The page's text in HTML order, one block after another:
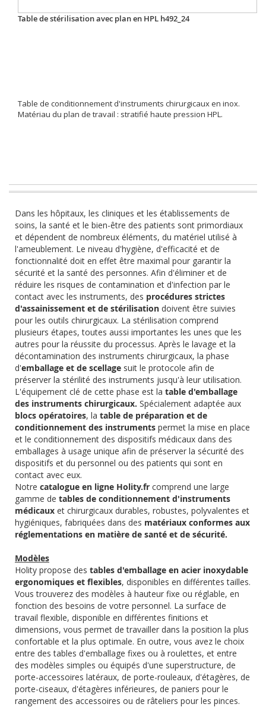
Table de stérilisation avec plan en HPL h492_24
Table de conditionnement d'instruments chirurgicaux en inox.
Matériau du plan de travail : stratifié haute pression HPL.
Dans les hôpitaux, les cliniques et les établissements de
soins, la santé et le bien-être des patients sont primordiaux
et dépendent de nombreux éléments, du matériel utilisé à
l'ameublement. Le niveau d'hygiène, d'efficacité et de
fonctionnalité doit en effet être maximal pour garantir la
sécurité et la santé des personnes. Afin d'éliminer et de
réduire les risques de contamination et d'infection par le
contact avec les instruments, des procédures strictes
d'assainissement et de stérilisation doivent être suivies
pour les outils chirurgicaux. La stérilisation comprend
plusieurs étapes, toutes aussi importantes les unes que les
autres pour la réussite du processus. Après le lavage et la
décontamination des instruments chirurgicaux, la phase
d'emballage et de scellage suit le protocole afin de
préserver la stérilité des instruments jusqu'à leur utilisation.
L'équipement clé de cette phase est la table d'emballage
des instruments chirurgicaux. Spécialement adaptée aux
blocs opératoires, la table de préparation et de
conditionnement des instruments permet la mise en place
et le conditionnement des dispositifs médicaux dans des
emballages à usage unique afin de préserver la sécurité des
dispositifs et du personnel ou des patients qui sont en
contact avec eux.
Notre catalogue en ligne Holity.fr comprend une large
gamme de tables de conditionnement d'instruments
médicaux et chirurgicaux durables, robustes, polyvalentes et
hygiéniques, fabriquées dans des matériaux conformes aux
réglementations en matière de santé et de sécurité.
Modèles
Holity propose des tables d'emballage en acier inoxydable
ergonomiques et flexibles, disponibles en différentes tailles.
Vous trouverez des modèles à hauteur fixe ou réglable, en
fonction des besoins de votre personnel. La surface de
travail flexible, disponible en différentes finitions et
dimensions, vous permet de travailler dans la position la plus
confortable et la plus optimale. En outre, vous avez le choix
entre des tables d'emballage fixes ou à roulettes, et entre
des modèles simples ou équipés d'une superstructure, de
porte-accessoires latéraux, de porte-rouleaux, d'étagères, de
porte-ciseaux, d'étagères inférieures, de paniers pour le
rangement des accessoires ou de râteliers pour les pinces.